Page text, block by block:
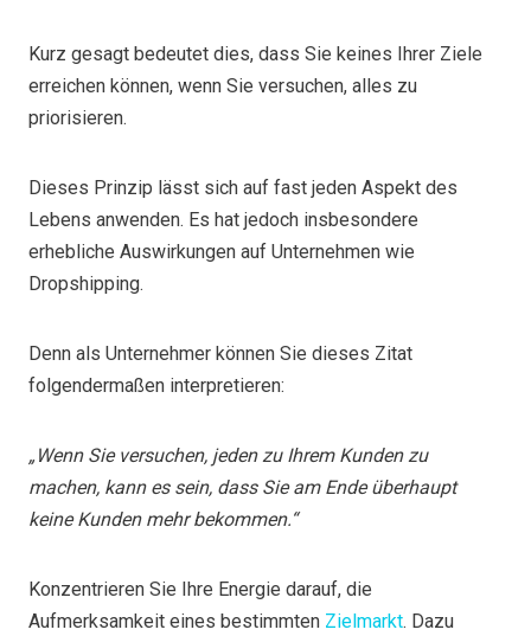
Kurz gesagt bedeutet dies, dass Sie keines Ihrer Ziele
erreichen können, wenn Sie versuchen, alles zu
priorisieren.
Dieses Prinzip lässt sich auf fast jeden Aspekt des
Lebens anwenden. Es hat jedoch insbesondere
erhebliche Auswirkungen auf Unternehmen wie
Dropshipping.
Denn als Unternehmer können Sie dieses Zitat
folgendermaßen interpretieren:
„Wenn Sie versuchen, jeden zu Ihrem Kunden zu
machen, kann es sein, dass Sie am Ende überhaupt
keine Kunden mehr bekommen.“
Konzentrieren Sie Ihre Energie darauf, die
Aufmerksamkeit eines bestimmten Zielmarkt. Dazu